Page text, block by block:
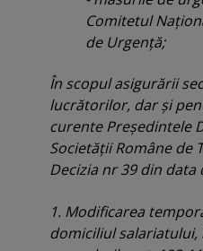
Comitetul
de Urgenţă;
În scopul asigurării
lucrătorilor, dar şi
curente Preşedintele
Societăţii Române de
Decizia nr 39 din data
1. Modificarea
domiciliul